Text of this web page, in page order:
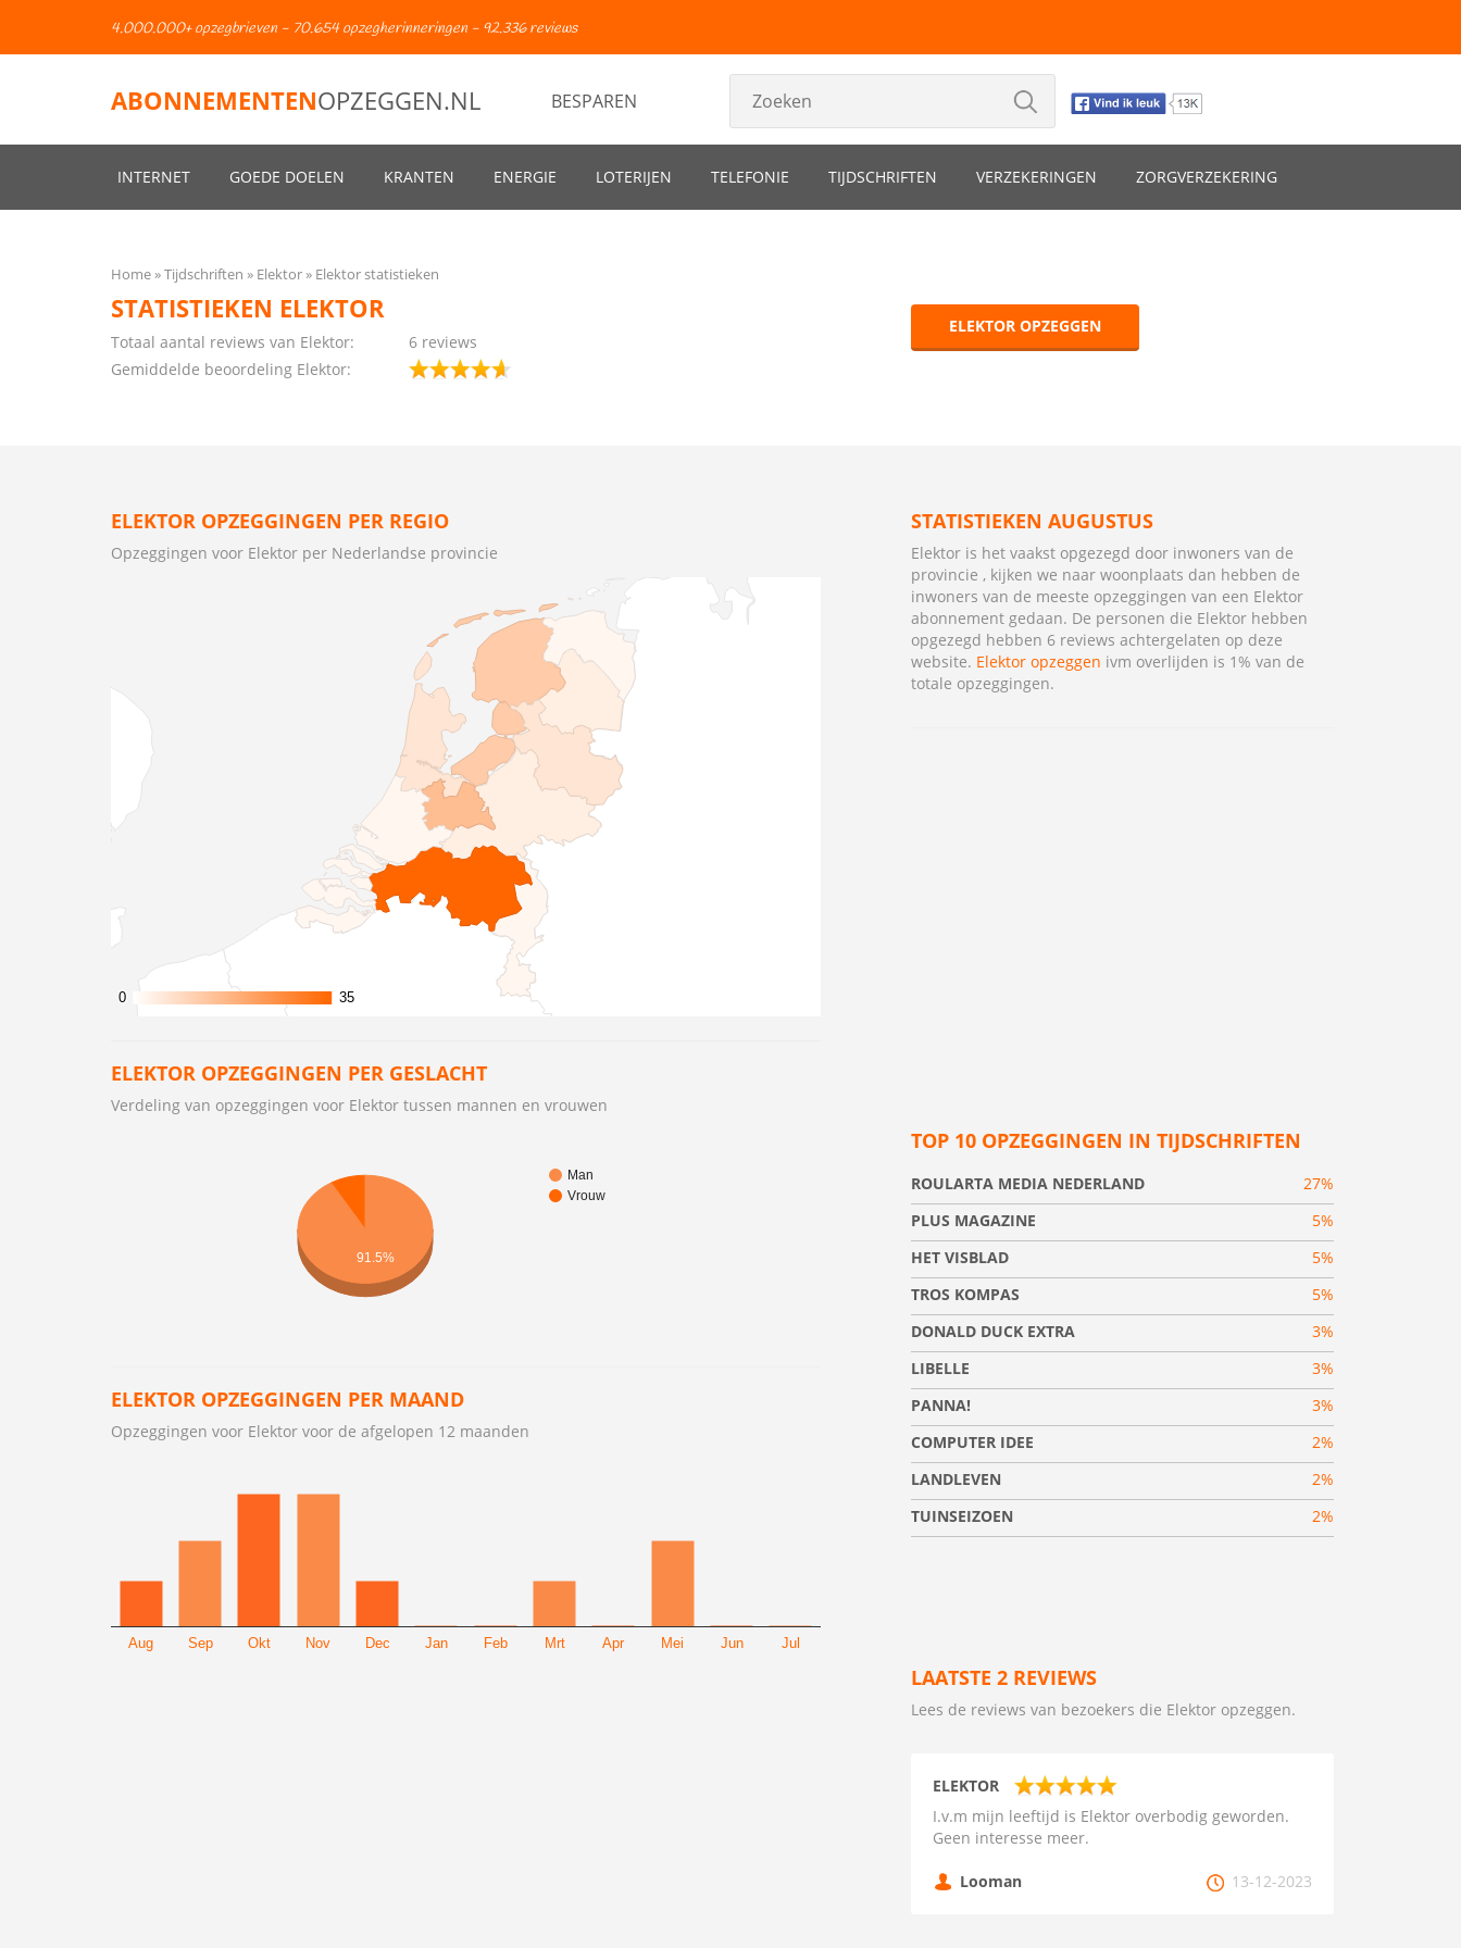
4.000.000+ opzegbrieven - 70.654 opzegherinneringen - 92.336 reviews
ABONNEMENTENOPZEGGEN.NL BESPAREN
INTERNET GOEDE DOELEN KRANTEN ENERGIE LOTERIJEN TELEFONIE TIJDSCHRIFTEN VERZEKERINGEN ZORGVERZEKERING
Home Tijdschriften Elektor Elektor statistieken
STATISTIEKEN ELEKTOR
Totaal aantal reviews van Elektor:
6 reviews
Gemiddelde beoordeling Elektor:
ELEKTOR OPZEGGEN
ELEKTOR OPZEGGINGEN PER REGIO
Opzeggingen voor Elektor per Nederlandse provincie
0
0 35
35
ELEKTOR OPZEGGINGEN PER GESLACHT
Verdeling van opzeggingen voor Elektor tussen mannen en vrouwen
Man
Vrouw
91.5%
ELEKTOR OPZEGGINGEN PER MAAND
Opzeggingen voor Elektor voor de afgelopen 12 maanden
Aug Sep Okt Nov Dec Jan Feb Mrt Apr Mei Jun Jul
STATISTIEKEN AUGUSTUS
Elektor is het vaakst opgezegd door inwoners van de
provincie , kijken we naar woonplaats dan hebben de
inwoners van de meeste opzeggingen van een Elektor
abonnement gedaan. De personen die Elektor hebben
opgezegd hebben 6 reviews achtergelaten op deze
website. Elektor opzeggen ivm overlijden is 1% van de
totale opzeggingen.
TOP 10 OPZEGGINGEN IN TIJDSCHRIFTEN
ROULARTA MEDIA NEDERLAND
27%
PLUS MAGAZINE
5%
HET VISBLAD
5%
TROS KOMPAS
5%
DONALD DUCK EXTRA
3%
LIBELLE
3%
PANNA!
3%
COMPUTER IDEE
2%
LANDLEVEN
2%
TUINSEIZOEN
2%
LAATSTE 2 REVIEWS
Lees de reviews van bezoekers die Elektor opzeggen.
ELEKTOR
I.v.m mijn leeftijd is Elektor overbodig geworden.
Geen interesse meer.
Looman 13-12-2023